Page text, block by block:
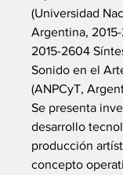
(Universidad
Argentina,
2015-2604
Sonido en el
(ANPCyT,
Se presenta
desarrollo
producción
concepto